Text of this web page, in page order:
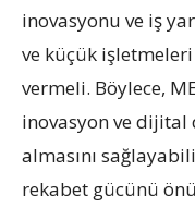
inovasyonu ve iş
ve küçük
vermeli. Böylece,
inovasyon ve dijital
almasını
rekabet gücünü